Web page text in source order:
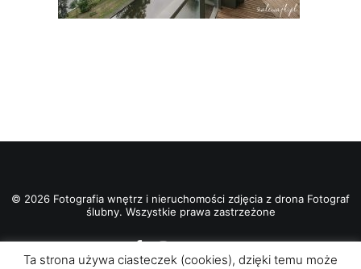
© 2026 Fotografia wnętrz i nieruchomości zdjęcia z drona Fotograf
ślubny. Wszystkie prawa zastrzeżone
Ta strona używa ciasteczek (cookies), dzięki temu może